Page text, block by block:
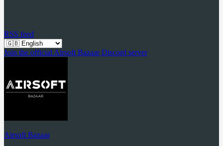
RSS feed
Join the official Airsoft Bazaar Discord server
Airsoft Bazaar